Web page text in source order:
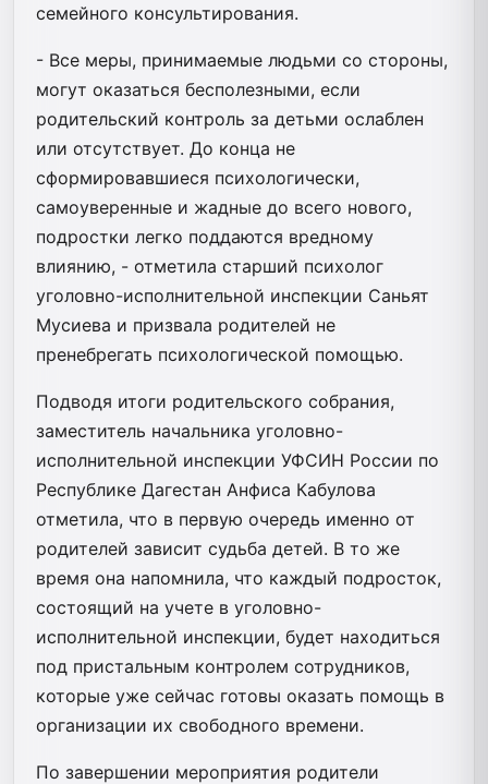
семейного консультирования.
- Все меры, принимаемые людьми со стороны,
могут оказаться бесполезными, если
родительский контроль за детьми ослаблен
или отсутствует. До конца не
сформировавшиеся психологически,
самоуверенные и жадные до всего нового,
подростки легко поддаются вредному
влиянию, - отметила старший психолог
уголовно-исполнительной инспекции Саньят
Мусиева и призвала родителей не
пренебрегать психологической помощью.
Подводя итоги родительского собрания,
заместитель начальника уголовно-
исполнительной инспекции УФСИН России по
Республике Дагестан Анфиса Кабулова
отметила, что в первую очередь именно от
родителей зависит судьба детей. В то же
время она напомнила, что каждый подросток,
состоящий на учете в уголовно-
исполнительной инспекции, будет находиться
под пристальным контролем сотрудников,
которые уже сейчас готовы оказать помощь в
организации их свободного времени.
По завершении мероприятия родители